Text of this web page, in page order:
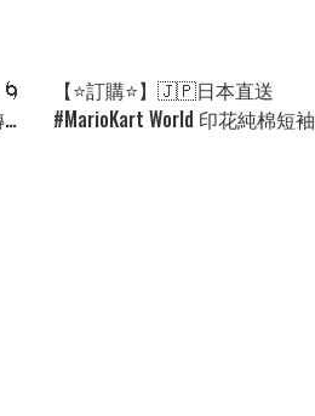
【⭐訂購⭐】🇯🇵日本直送
#MarioKart World 印花純棉短袖